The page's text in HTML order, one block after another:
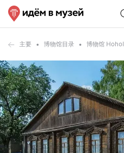
主要 博物馆目录 博物馆 Hohol